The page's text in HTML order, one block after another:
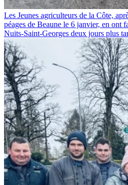
Les Jeunes agriculteurs de la Côte,
péages de Beaune le 6 janvier, en ont
Nuits-Saint-Georges deux jours plus